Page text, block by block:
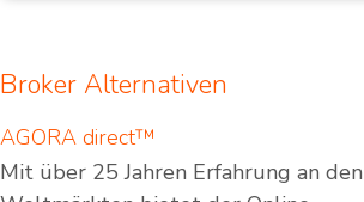
Broker Alternativen
AGORA direct™
Mit über 25 Jahren Erfahrung an den